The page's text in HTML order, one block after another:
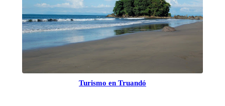
Turismo en Truandó